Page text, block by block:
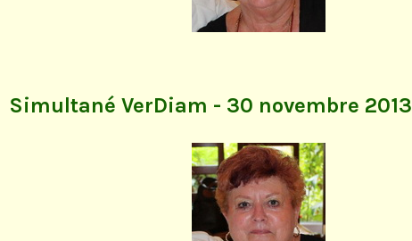
Simultané VerDiam - 30 novembre 2013